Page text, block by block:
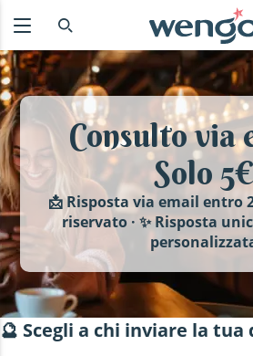
Consulto via
Solo 5€
📩 Risposta via email entro
riservato · ✨ Risposta
🔮 Scegli a chi inviare la tua